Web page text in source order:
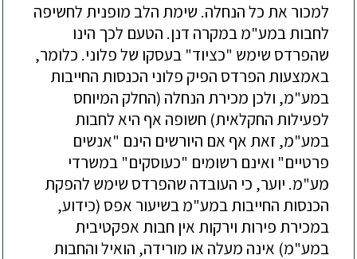
למכור את כל הנחלה. שימת הלב מופנית לחשיפה
לחבות במע"מ במקרה דנן. הטעם לכך הינו
שהפרדס שימש "כציוד" בעסקו של פלוני. כלומר,
באמצעות הפרדס הפיק פלוני הכנסות החייבות
במע"מ, ולכן מכירת הנחלה (החלק המיוחס
לפעילות החקלאית) חשופה אף היא לחבות
במע"מ, זאת אף אם היורשים הינם "אנשים
פרטיים" ואינם רשומים "כעוסקים" במשרדי
מע"מ. יוער, כי העובדה שהפרדס שימש להפקת
הכנסות החייבות במע"מ בשיעור אפס (כידוע,
במכירת פירות וירקות אין חבות אפקטיבית
במע"מ) אינה מעלה או מורידה, הואיל והחבות